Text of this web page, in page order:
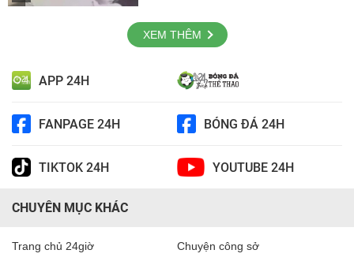
XEM THÊM
APP 24H
FANPAGE 24H BÓNG ĐÁ 24H
TIKTOK 24H YOUTUBE 24H
CHUYÊN MỤC KHÁC
Trang chủ 24giờ Chuyện công sở